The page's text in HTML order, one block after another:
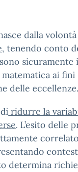
dalla volontà
, tenendo conto
ai
delle eccellenze.
ridurre la
. L’esito delle
determina